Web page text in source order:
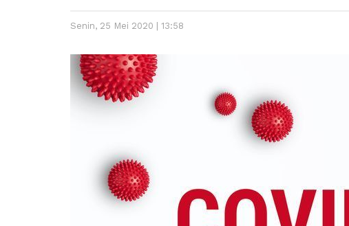
Senin, 25 Mei 2020 | 13:58